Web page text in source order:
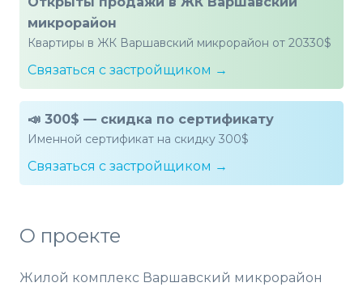
микрорайон
Квартиры в ЖК Варшавский микрорайон от 20330$
Связаться с застройщиком →
📣 300$ — скидка по сертификату
Именной сертификат на скидку 300$
Связаться с застройщиком →
О проекте
Жилой комплекс Варшавский микрорайон